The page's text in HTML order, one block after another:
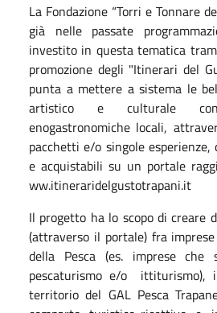
La Fondazione “Torri e Tonnare
già nelle passate
investito in questa tematica
promozione degli "Itinerari del
punta a mettere a sistema le
artistico e culturale
enogastronomiche locali,
pacchetti e/o singole
e acquistabili su un portale
ww.itineraridelgustotrapani.it
Il progetto ha lo scopo di creare
(attraverso il portale) fra
della Pesca (es. imprese che
pescaturismo e/o ittiturismo),
territorio del GAL Pesca